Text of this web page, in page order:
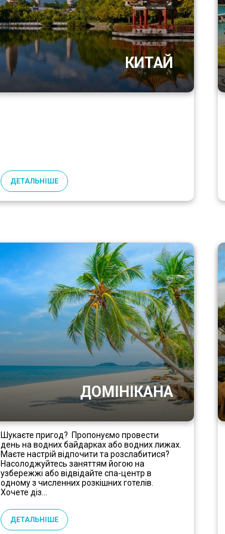
КИТАЙ
ДЕТАЛЬНІШЕ
ДОМІНІКАНА
Шукаєте пригод? Пропонуємо провести
день на водних байдарках або водних лижах.
Маєте настрій відпочити та розслабитися?
Насолоджуйтесь заняттям йогою на
узбережжі або відвідайте спа-центр в
одному з численних розкішних готелів.
Хочете діз...
ДЕТАЛЬНІШЕ